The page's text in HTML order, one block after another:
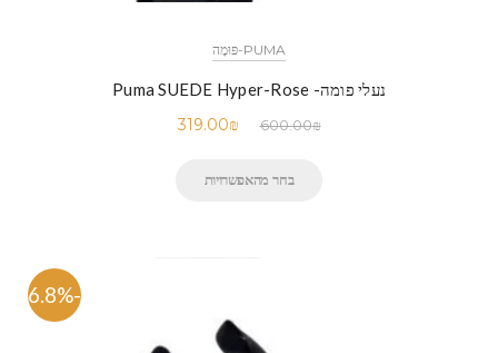
PUMA-פּוּמָה
נעלי פומה- Puma SUEDE Hyper-Rose
600.00₪
319.00₪
בחר מהאפשרויות
-46.8%